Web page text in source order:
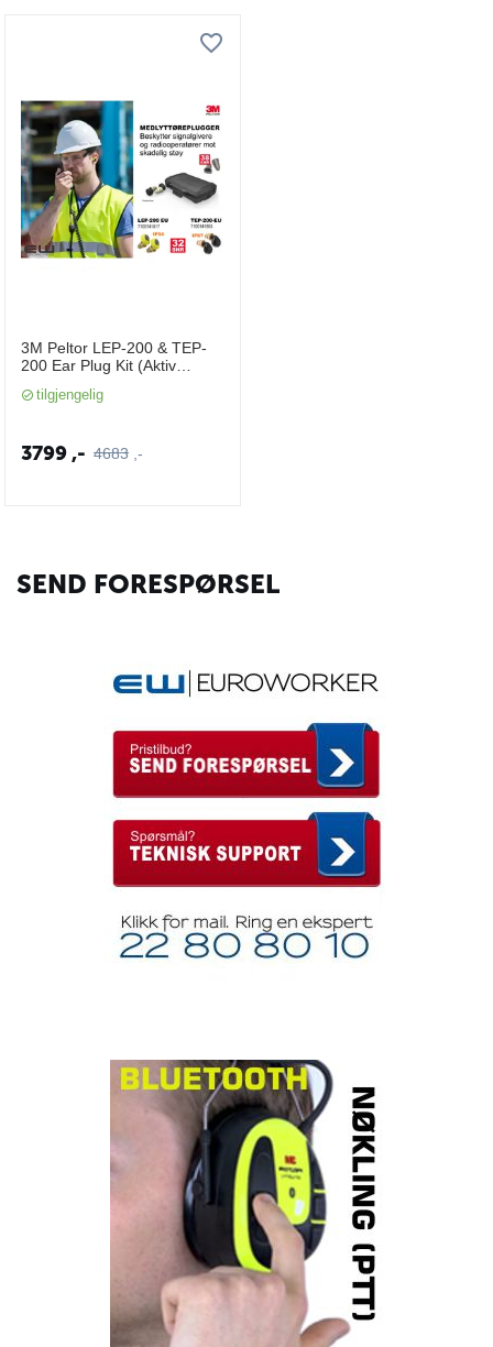
3M Peltor LEP-200 & TEP-
200 Ear Plug Kit (Aktiv
tilgjengelig
4683 ,-
3799,-
SEND FORESPØRSEL